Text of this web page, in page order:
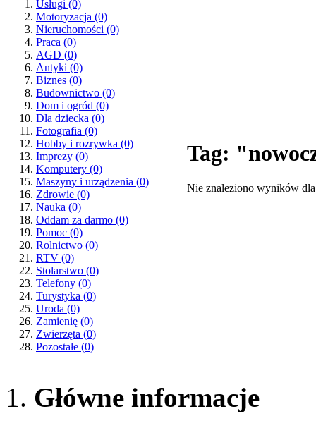
Usługi (0)
Motoryzacja (0)
Nieruchomości (0)
Praca (0)
AGD (0)
Antyki (0)
Biznes (0)
Budownictwo (0)
Dom i ogród (0)
Dla dziecka (0)
Fotografia (0)
Hobby i rozrywka (0)
Imprezy (0)
Komputery (0)
Maszyny i urządzenia (0)
Zdrowie (0)
Nauka (0)
Oddam za darmo (0)
Pomoc (0)
Rolnictwo (0)
RTV (0)
Stolarstwo (0)
Telefony (0)
Turystyka (0)
Uroda (0)
Zamienię (0)
Zwierzęta (0)
Pozostałe (0)
Tag:
Nie znaleziono wyników
Główne informacje